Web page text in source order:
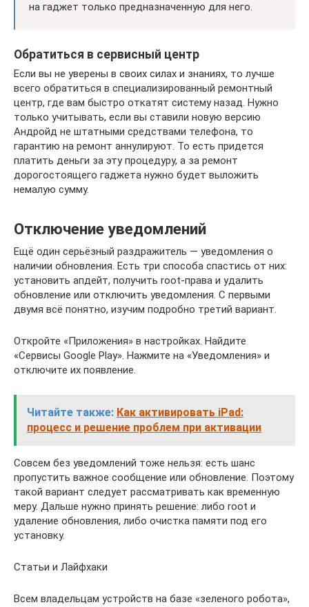
на гаджет только предназначенную для него.
Обратиться в сервисный центр
Если вы не уверены в своих силах и знаниях, то лучше
всего обратиться в специализированный ремонтный
центр, где вам быстро откатят систему назад. Нужно
только учитывать, если вы ставили новую версию
Андройд не штатными средствами телефона, то
гарантию на ремонт аннулируют. То есть придется
платить деньги за эту процедуру, а за ремонт
дорогостоящего гаджета нужно будет выложить
немалую сумму.
Отключение уведомлений
Ещё один серьёзный раздражитель — уведомления о
наличии обновления. Есть три способа спастись от них:
установить апдейт, получить root-права и удалить
обновление или отключить уведомления. С первыми
двумя всё понятно, изучим подробно третий вариант.
Откройте «Приложения» в настройках. Найдите
«Сервисы Google Play». Нажмите на «Уведомления» и
отключите их появление.
Читайте также: Как активировать iPad:
процесс и решение проблем при активации
Совсем без уведомлений тоже нельзя: есть шанс
пропустить важное сообщение или обновление. Поэтому
такой вариант следует рассматривать как временную
меру. Дальше нужно принять решение: либо root и
удаление обновления, либо очистка памяти под его
установку.
Статьи и Лайфхаки
Всем владельцам устройств на базе «зеленого робота»,